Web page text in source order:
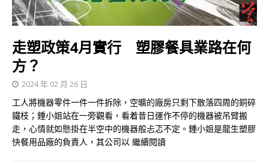
走塑政策4月實行 塑膠餐具業路在何
方？
2024 年 02 月 26 日
工人將機器零件一件一件拆除，空曠的廠房只剩下散落四周的銅碎
鐵枝；鍾小姐站在一旁觀看，看着昔日運作不停的機器被吊臂搬
走，心情就如懸掛在半空中的機器般忐忑不定。鍾小姐是龍生塑膠
快餐用品廠的負責人，其公司以 繼續閱讀